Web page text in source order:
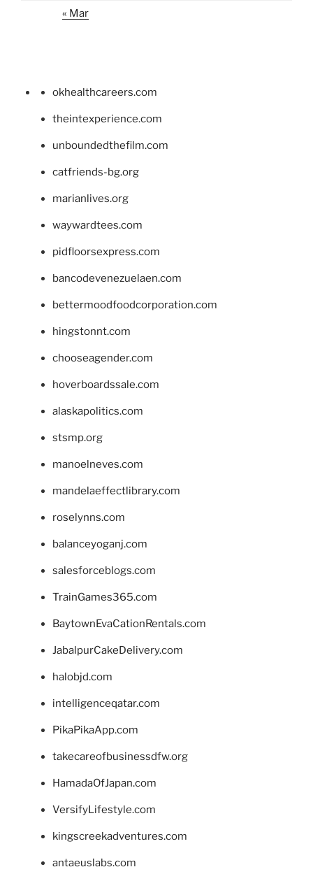
« Mar
okhealthcareers.com
theintexperience.com
unboundedthefilm.com
catfriends-bg.org
marianlives.org
waywardtees.com
pidfloorsexpress.com
bancodevenezuelaen.com
bettermoodfoodcorporation.com
hingstonnt.com
chooseagender.com
hoverboardssale.com
alaskapolitics.com
stsmp.org
manoelneves.com
mandelaeffectlibrary.com
roselynns.com
balanceyoganj.com
salesforceblogs.com
TrainGames365.com
BaytownEvaCationRentals.com
JabalpurCakeDelivery.com
halobjd.com
intelligenceqatar.com
PikaPikaApp.com
takecareofbusinessdfw.org
HamadaOfJapan.com
VersifyLifestyle.com
kingscreekadventures.com
antaeuslabs.com